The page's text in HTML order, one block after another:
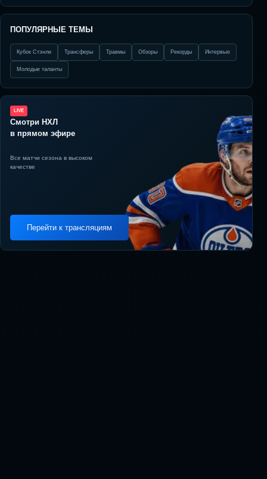
ПОПУЛЯРНЫЕ ТЕМЫ
Кубок Стэнли Трансферы Травмы Обзоры Рекорды Интервью
Молодые таланты
LIVE
Смотри НХЛ
в прямом эфире
Все матчи сезона в высоком
качестве
Перейти к трансляциям